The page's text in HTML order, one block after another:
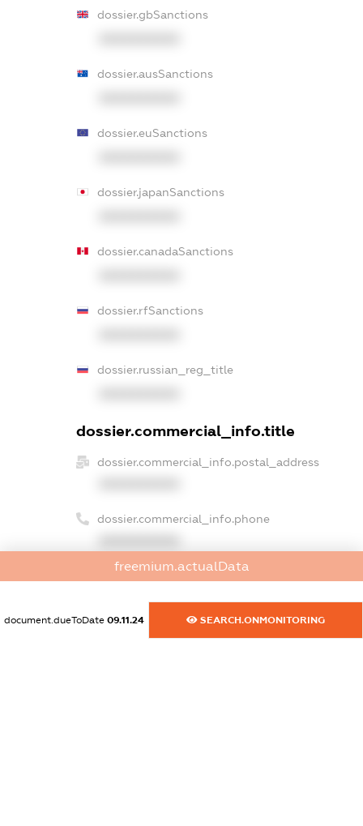
dossier.gbSanctions
dossier.ausSanctions
dossier.euSanctions
dossier.japanSanctions
dossier.canadaSanctions
dossier.rfSanctions
dossier.russian_reg_title
dossier.commercial_info.title
dossier.commercial_info.postal_address
dossier.commercial_info.phone
freemium.actualData
document.dueToDate 09.11.24 SEARCH.ONMONITORING